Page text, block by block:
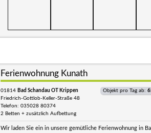
Ferienwohnung Kunath
01814 Bad Schandau OT Krippen
Friedrich-Gottlob-Keller-Straße 48
Telefon: 035028 80374
2 Betten + zusätzlich Aufbettung
Objekt pro Tag ab:
Wir laden Sie ein in unsere gemütliche Ferienwohnung in